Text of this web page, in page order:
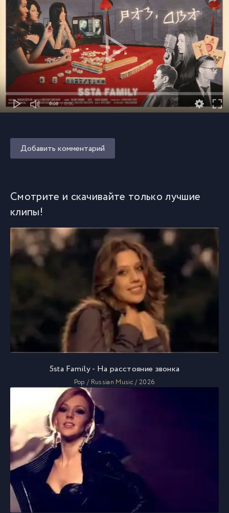
0:00 / 0:00
Добавить комментарий
Смотрите и скачивайте только лучшие
клипы!
5sta Family - На расстояние звонка
Pop / Russian Music / 2026